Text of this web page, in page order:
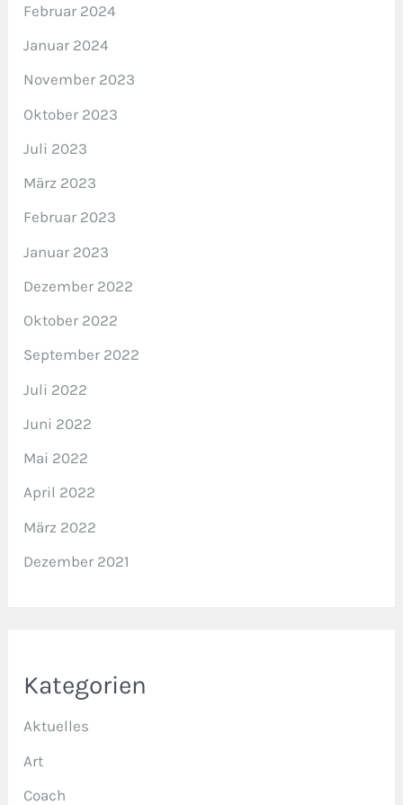
Februar 2024
Januar 2024
November 2023
Oktober 2023
Juli 2023
März 2023
Februar 2023
Januar 2023
Dezember 2022
Oktober 2022
September 2022
Juli 2022
Juni 2022
Mai 2022
April 2022
März 2022
Dezember 2021
Kategorien
Aktuelles
Art
Coach